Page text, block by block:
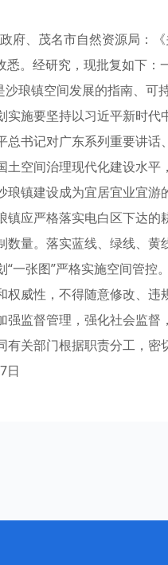
府、茂名市自然资源局：
。经研究，现批复如下
琅镇空间发展的指南、可
实施要坚持以习近平新时
总书记对广东系列重要讲
土空间治理现代化建设水
琅镇建设成为宜居宜业宜
镇应严格落实电白区下达
数量。落实蓝线、绿线、
一张图”严格实施空间管
权威性，不得随意修改、
监督管理，强化社会监
有关部门根据职责分工，
日